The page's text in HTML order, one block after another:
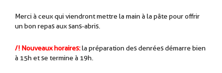
Merci à ceux qui viendront mettre la main à la pâte pour offrir
un bon repas aux sans-abris.
/! Nouveaux horaires:la préparation des denrées démarre bien
à 15h et se termine à 19h.